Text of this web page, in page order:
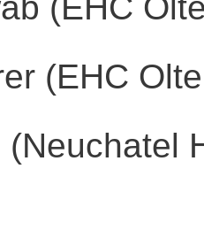
(EHC
(EHC
(Neuchatel